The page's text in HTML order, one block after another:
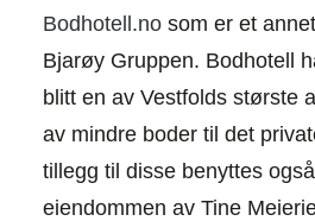
Bodhotell.no som er et
Bjarøy Gruppen. Bodhotell
blitt en av Vestfolds største
av mindre boder til det
tillegg til disse benyttes
eiendommen av Tine